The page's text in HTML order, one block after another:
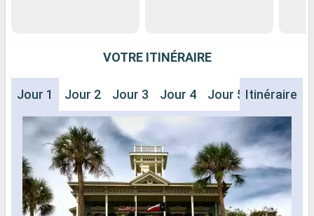
VOTRE ITINÉRAIRE
Jour 1 Jour 2 Jour 3 Jour 4 Jour 5 Jour 6
Itinéraire